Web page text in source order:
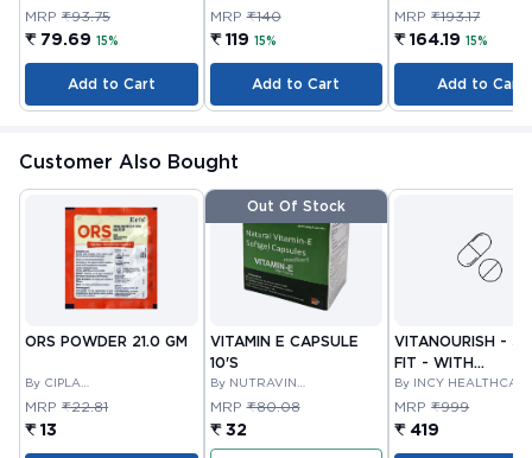
LABORATORIES PRIVATE
MRP ₹93.75
₹ 79.69 15%
Add to Cart
PVT LTD
MRP ₹140
₹ 119 15%
Add to Cart
MRP ₹193.17
₹ 164.19 15%
Add to Cart
Customer Also Bought
ORS POWDER 21.0 GM
By CIPLA
PHARMACEUTICAL
MRP ₹22.81
₹ 13
Out Of Stock
VITAMIN E CAPSULE
10'S
By NUTRAVIN
LABORATORIES
MRP ₹80.08
₹ 32
VITANOURISH -
FIT - WITH
GLUCOSAMINE &
BOSWELLIA FOR
JOINTS TABLET
By INCY
LTD
MRP ₹999
₹ 419